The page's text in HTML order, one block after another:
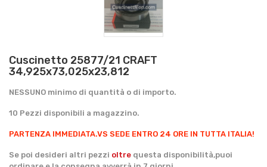
Cuscinetto 25877/21 CRAFT
34,925x73,025x23,812
NESSUNO minimo di quantità o di importo.
10 Pezzi disponibili a magazzino.
PARTENZA IMMEDIATA.VS SEDE ENTRO 24 ORE IN TUTTA ITALIA!
Se poi desideri altri pezzi oltre questa disponibilità,puoi